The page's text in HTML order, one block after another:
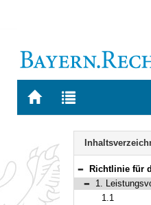
Zur
BAYERN.RECHT
Zur
letzten
Bereich
Richtlinie für die
Bereich
1.
1.1